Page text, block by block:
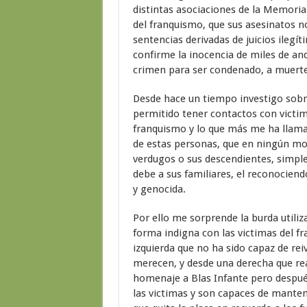
distintas asociaciones de la
del franquismo, que sus asesinatos
sentencias derivadas de juicios
confirme la inocencia de miles de
crimen para ser condenado, a
Desde hace un tiempo investigo
permitido tener contactos con
franquismo y lo que más me ha
de estas personas, que en ningún
verdugos o sus descendientes,
debe a sus familiares, el
y genocida.
Por ello me sorprende la burda
forma indigna con las victimas del
izquierda que no ha sido capaz de
merecen, y desde una derecha que
homenaje a Blas Infante pero
las victimas y son capaces de